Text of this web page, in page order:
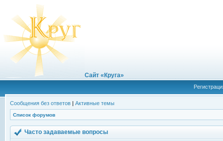
Сайт «Круга»
Сообщения без ответов | Активные темы
Список форумов
Часто задаваемые вопросы